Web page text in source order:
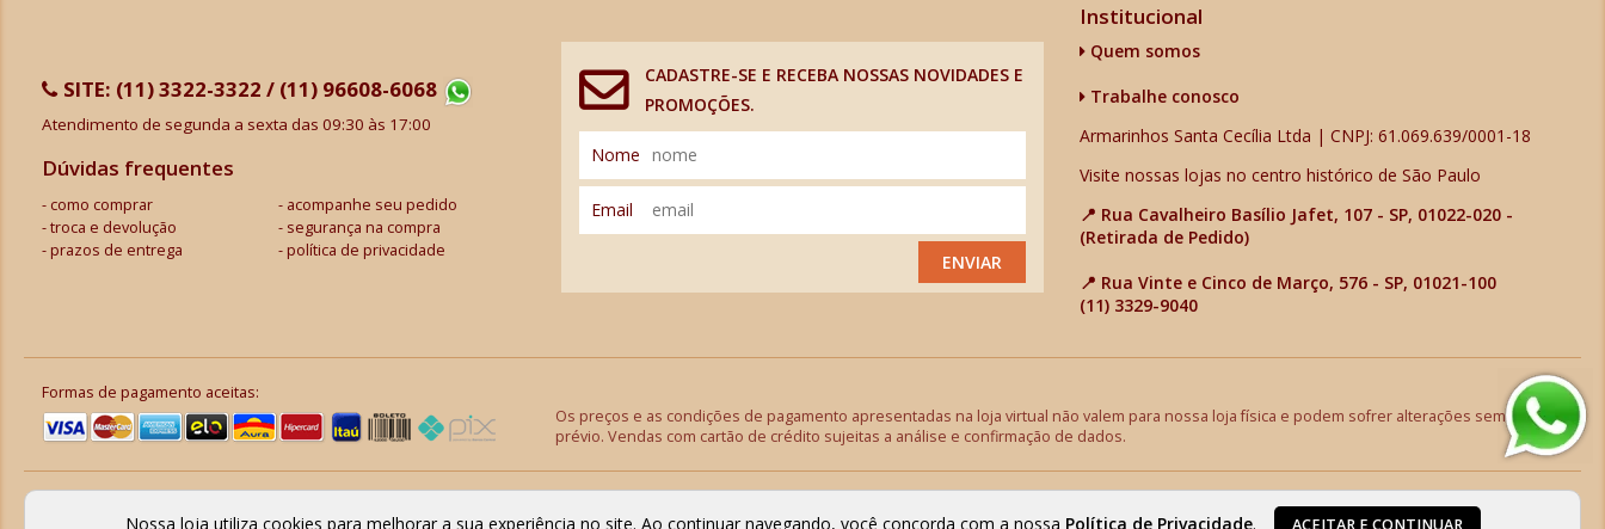
SITE: (11) 3322-3322 / (11) 96608-6068
Atendimento de segunda a sexta das 09:30 às 17:00
Dúvidas frequentes
como comprar
acompanhe seu pedido
troca e devolução
segurança na compra
prazos de entrega
política de privacidade
CADASTRE-SE E RECEBA NOSSAS NOVIDADES E
PROMOÇÕES.
Nome
Email
ENVIAR
Institucional
Quem somos
Trabalhe conosco
Armarinhos Santa Cecília Ltda | CNPJ: 61.069.639/0001-18
Visite nossas lojas no centro histórico de São Paulo
📍 Rua Cavalheiro Basílio Jafet, 107 - SP, 01022-020 -
(Retirada de Pedido)
📍 Rua Vinte e Cinco de Março, 576 - SP, 01021-100
(11) 3329-9040
Formas de pagamento aceitas:
Os preços e as condições de pagamento apresentadas na loja virtual não valem para nossa loja física e podem sofrer alterações sem aviso
prévio. Vendas com cartão de crédito sujeitas a análise e confirmação de dados.
Nossa loja utiliza cookies para melhorar a sua experiência no site. Ao continuar navegando, você concorda com a nossa Política de Privacidade. ACEITAR E CONTINUAR